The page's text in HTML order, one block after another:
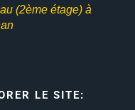
(2ème étage) à
LE SITE: